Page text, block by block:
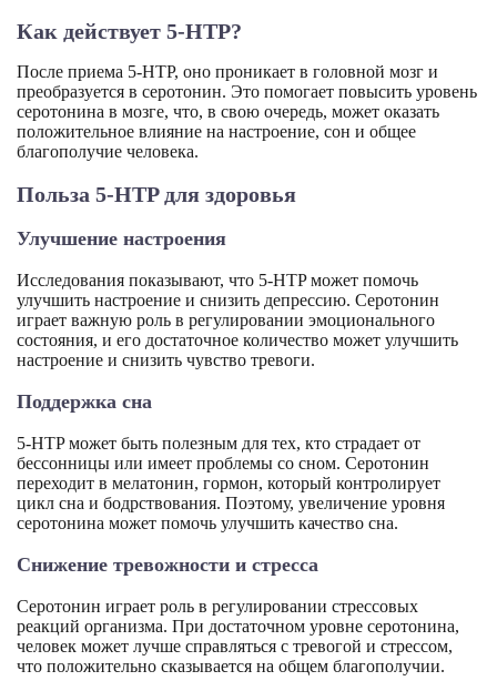
Как действует 5-HTP?
После приема 5-HTP, оно проникает в головной мозг и
преобразуется в серотонин. Это помогает повысить уровень
серотонина в мозге, что, в свою очередь, может оказать
положительное влияние на настроение, сон и общее
благополучие человека.
Польза 5-HTP для здоровья
Улучшение настроения
Исследования показывают, что 5-HTP может помочь
улучшить настроение и снизить депрессию. Серотонин
играет важную роль в регулировании эмоционального
состояния, и его достаточное количество может улучшить
настроение и снизить чувство тревоги.
Поддержка сна
5-HTP может быть полезным для тех, кто страдает от
бессонницы или имеет проблемы со сном. Серотонин
переходит в мелатонин, гормон, который контролирует
цикл сна и бодрствования. Поэтому, увеличение уровня
серотонина может помочь улучшить качество сна.
Снижение тревожности и стресса
Серотонин играет роль в регулировании стрессовых
реакций организма. При достаточном уровне серотонина,
человек может лучше справляться с тревогой и стрессом,
что положительно сказывается на общем благополучии.